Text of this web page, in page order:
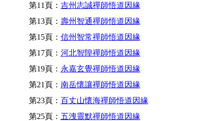
第11頁： 吉州志誠禪師悟道因緣
第13頁： 壽州智通禪師悟道因緣
第15頁： 信州智常禪師悟道因緣
第17頁： 河北智隍禪師悟道因緣
第19頁： 永嘉玄覺禪師悟道因緣
第21頁： 南岳懷讓禪師悟道因緣
第23頁： 百丈山懷海禪師悟道因緣
第25頁： 五洩靈默禪師悟道因緣